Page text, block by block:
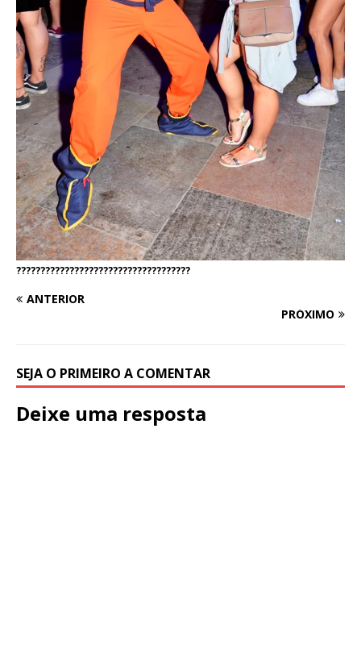
????????????????????????????????????
ANTERIOR
PRÓXIMO
SEJA O PRIMEIRO A COMENTAR
Deixe uma resposta